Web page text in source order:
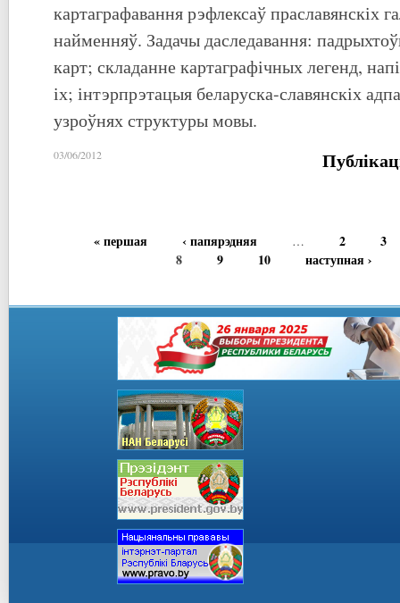
картаграфавання рэфлексаў праславянскіх
найменняў. Задачы даследавання:
карт; складанне картаграфічных легенд,
іх; інтэрпрэтацыя беларуска-славянскіх
узроўнях структуры мовы.
03/06/2012
« першая ‹ папярэдняя … 2
3
8
9 10 наступная ›